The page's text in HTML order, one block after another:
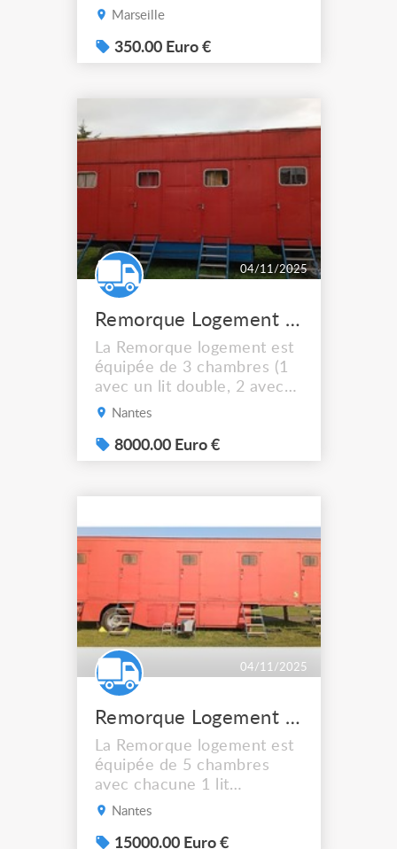
(organisation et
par vos soins). CAISSE : -
Dim. hors tout env. 800 x
type "rack" - 4 Couvercles
plats haut/bas avant et
arrière rabattants - Con...
Marseille
350.00 Euro €
04/11/2025
Remorque Logement 6 places
La Remorque logement est
équipée de 3 chambres (1
avec un lit double, 2 avec
lits superposé et une
d’eau) la remorque est
équipée d’une clim
dans chaque chambre via
une bouche d’aire. Attelage
Rockinger Longueur 8m
Lien ...
Nantes
8000.00 Euro €
04/11/2025
Remorque Logement 10 places
La Remorque logement est
équipée de 5 chambres
avec chacune 1 lit
superposé et un meuble de
équipée d’une clim
Nantes
15000.00 Euro €